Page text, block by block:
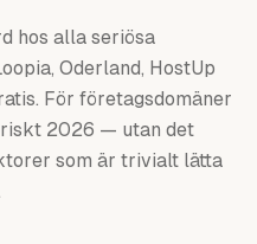
hos alla seriösa
Oderland, HostUp
För företagsdomäner
2026 — utan det
som är trivialt lätta